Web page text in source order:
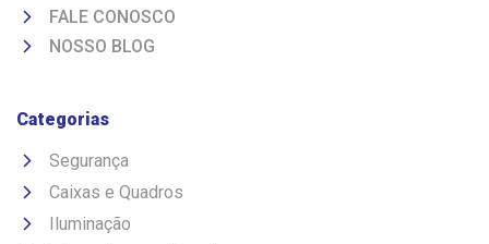
FALE CONOSCO
NOSSO BLOG
Categorias
Segurança
Caixas e Quadros
Iluminação